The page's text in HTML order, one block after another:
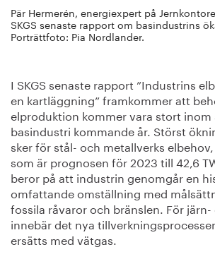
Pär Hermerén, energiexpert på
SKGS senaste rapport om basindustrins
Porträttfoto: Pia Nordlander.
I SKGS senaste rapport ”Industrins
en kartläggning” framkommer att
elproduktion kommer vara stort inom
basindustri kommande år. Störst
sker för stål- och metallverks
som är prognosen för 2023 till 42,6
beror på att industrin genomgår en
omfattande omställning med
fossila råvaror och bränslen. För
innebär det nya
ersätts med vätgas.